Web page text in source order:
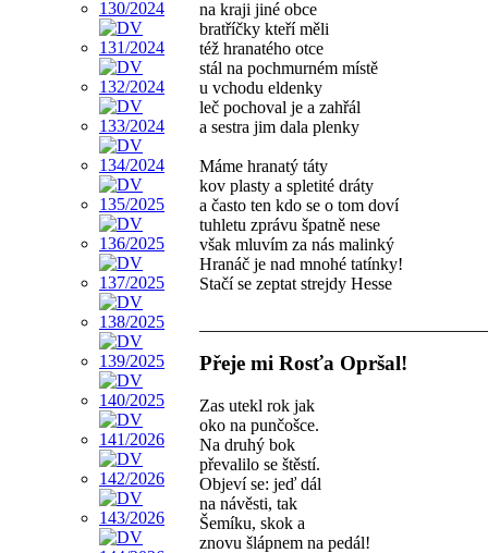
na kraji jiné obce
bratříčky kteří měli
též hranatého otce
stál na pochmurném místě
u vchodu eldenky
leč pochoval je a zahřál
a sestra jim dala plenky
Máme hranatý táty
kov plasty a spletité dráty
a často ten kdo se o tom doví
tuhletu zprávu špatně nese
však mluvím za nás malinký
Hranáč je nad mnohé tatínky!
Stačí se zeptat strejdy Hesse
Přeje mi Rosťa Opršal!
Zas utekl rok jak
oko na punčošce.
Na druhý bok
převalilo se štěstí.
Objeví se: jeď dál
na návěsti, tak
Šemíku, skok a
znovu šlápnem na pedál!